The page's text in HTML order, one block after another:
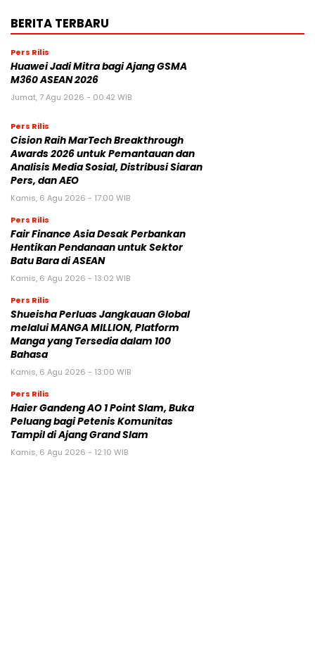
BERITA TERBARU
Pers Rilis
Huawei Jadi Mitra bagi Ajang GSMA
M360 ASEAN 2026
Jumat, 7 Agu 2026 - 00:42 WIB
Pers Rilis
Cision Raih MarTech Breakthrough
Awards 2026 untuk Pemantauan dan
Analisis Media Sosial, Distribusi Siaran
Pers, dan AEO
Kamis, 6 Agu 2026 - 17:00 WIB
Pers Rilis
Fair Finance Asia Desak Perbankan
Hentikan Pendanaan untuk Sektor
Batu Bara di ASEAN
Kamis, 6 Agu 2026 - 13:02 WIB
Pers Rilis
Shueisha Perluas Jangkauan Global
melalui MANGA MILLION, Platform
Manga yang Tersedia dalam 100
Bahasa
Kamis, 6 Agu 2026 - 13:00 WIB
Pers Rilis
Haier Gandeng AO 1 Point Slam, Buka
Peluang bagi Petenis Komunitas
Tampil di Ajang Grand Slam
Kamis, 6 Agu 2026 - 12:10 WIB